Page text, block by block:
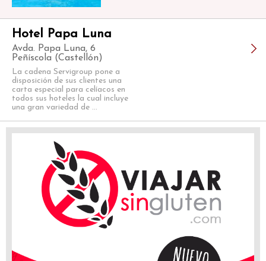
Hotel Papa Luna
Avda. Papa Luna, 6
Peñíscola (Castellón)
La cadena Servigroup pone a
disposición de sus clientes una
carta especial para celíacos en
todos sus hoteles la cual incluye
una gran variedad de ...